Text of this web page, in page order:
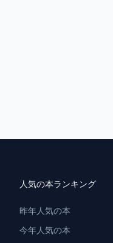
人気の本ランキング
昨年人気の本
今年人気の本